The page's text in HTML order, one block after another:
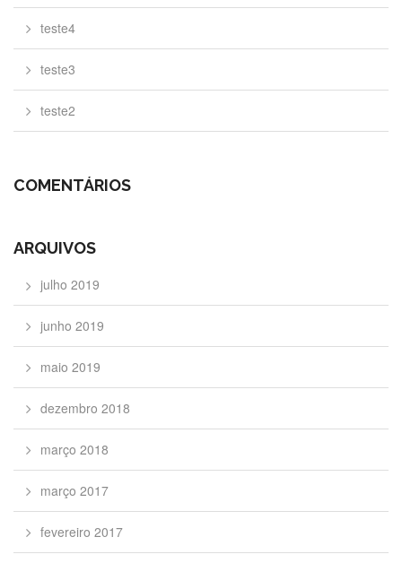
teste4
teste3
teste2
COMENTÁRIOS
ARQUIVOS
julho 2019
junho 2019
maio 2019
dezembro 2018
março 2018
março 2017
fevereiro 2017